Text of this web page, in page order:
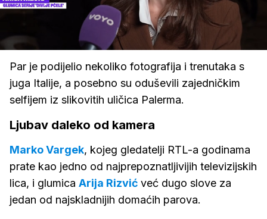
zvuk
Loaded
47.07%
Par je podijelio nekoliko fotografija i trenutaka s
juga Italije, a posebno su oduševili zajedničkim
selfijem iz slikovitih uličica Palerma.
Ljubav daleko od kamera
Marko Vargek, kojeg gledatelji RTL-a godinama
prate kao jedno od najprepoznatljivijih televizijskih
lica, i glumica Arija Rizvić već dugo slove za
jedan od najskladnijih domaćih parova.